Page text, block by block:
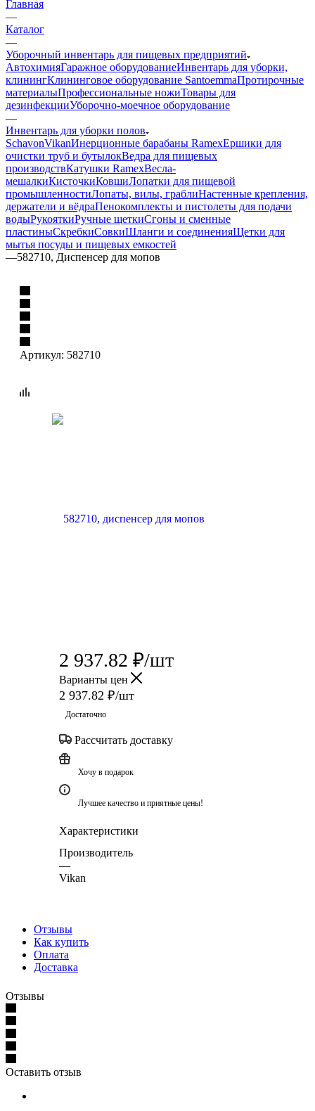
Главная
—
Каталог
—
Уборочный инвентарь для пищевых предприятий
АвтохимияГаражное оборудованиеИнвентарь для уборки,
клинингКлининговое оборудование SantoemmaПротирочные
материалыПрофессиональные ножиТовары для
дезинфекцииУборочно-моечное оборудование
—
Инвентарь для уборки полов
SchavonVikanИнерционные барабаны RamexЕршики для
очистки труб и бутылокВедра для пищевых
производствКатушки RamexВесла-
мешалкиКисточкиКовшиЛопатки для пищевой
промышленностиЛопаты, вилы, граблиНастенные крепления,
держатели и вёдраПенокомплекты и пистолеты для подачи
водыРукояткиРучные щеткиСгоны и сменные
пластиныСкребкиСовкиШланги и соединенияЩетки для
мытья посуды и пищевых емкостей
—582710, Диспенсер для мопов
Артикул: 582710
2 937.82 ₽/шт
Варианты цен
2 937.82 ₽/шт
Достаточно
Рассчитать доставку
Хочу в подарок
Лучшее качество и приятные цены!
Характеристики
Производитель
—
Vikan
Отзывы
Как купить
Оплата
Доставка
Отзывы
Оставить отзыв